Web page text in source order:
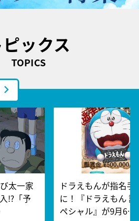
ピックス
TOPICS
太一家
!?「予
ドラえもんが指名手
に！『ドラえもん
ペシャル』が9月6…